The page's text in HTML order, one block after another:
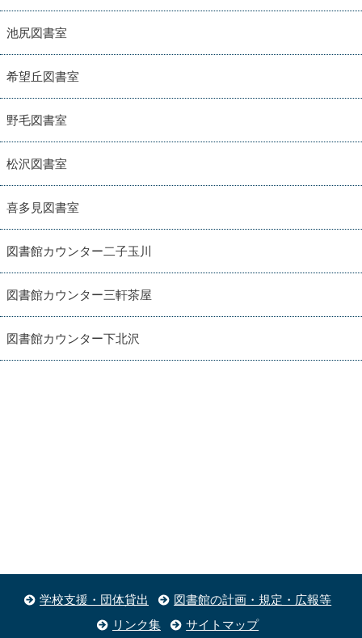
池尻図書室
希望丘図書室
野毛図書室
松沢図書室
喜多見図書室
図書館カウンター二子玉川
図書館カウンター三軒茶屋
図書館カウンター下北沢
学校支援・団体貸出
図書館の計画・規定・広報等
リンク集
サイトマップ